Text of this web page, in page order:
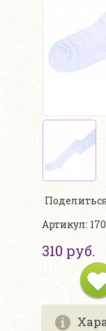
Артикул:
310 руб.